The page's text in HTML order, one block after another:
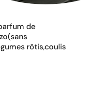
de
rôtis,coulis